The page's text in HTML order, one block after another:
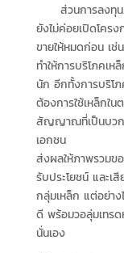
ส่วนการลงทุนภ
ยังไม่ค่อยเปิดโครง
ขายให้หมดก่อน เช่
ทำให้การบริโภคเ
นัก อีกทั้งการบริโภ
ต้องการใช้เหล็กใ
สัญญาณที่เป็นบวก
เอกชน
ส่งผลให้ภาพรวมข
รับประโยชน์ และเ
กลุ่มเหล็ก แต่อย่า
ดี พร้อมวอลุ่มเทรด
นั่นเอง